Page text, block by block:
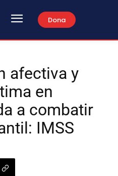
Dona
afectiva y
en
a combatir
IMSS